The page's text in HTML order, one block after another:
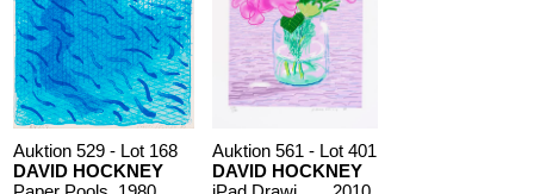
Auktion 529 - Lot 168
DAVID HOCKNEY
Auktion 561 - Lot 401
DAVID HOCKNEY